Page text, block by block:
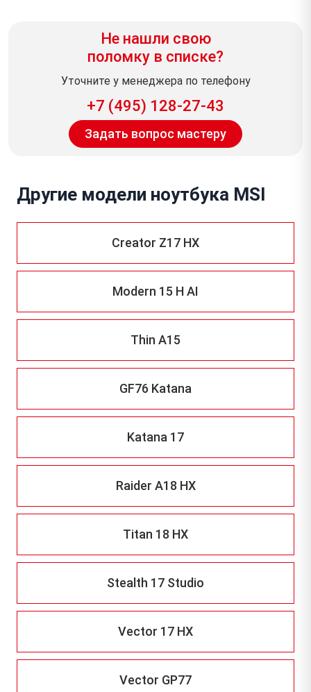
Не нашли свою
поломку в списке?
Уточните у менеджера по телефону
+7 (495) 128-27-43
Задать вопрос мастеру
Другие модели ноутбука MSI
Creator Z17 HX
Modern 15 H AI
Thin A15
GF76 Katana
Katana 17
Raider A18 HX
Titan 18 HX
Stealth 17 Studio
Vector 17 HX
Vector GP77